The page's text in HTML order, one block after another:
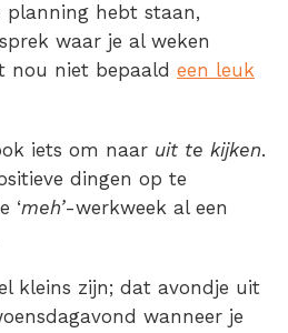
planning hebt staan,
waar je al weken
nou niet bepaald een leuk
iets om naar uit te kijken.
dingen op te
‘meh’-werkweek al een
kleins zijn; dat avondje uit
wanneer je